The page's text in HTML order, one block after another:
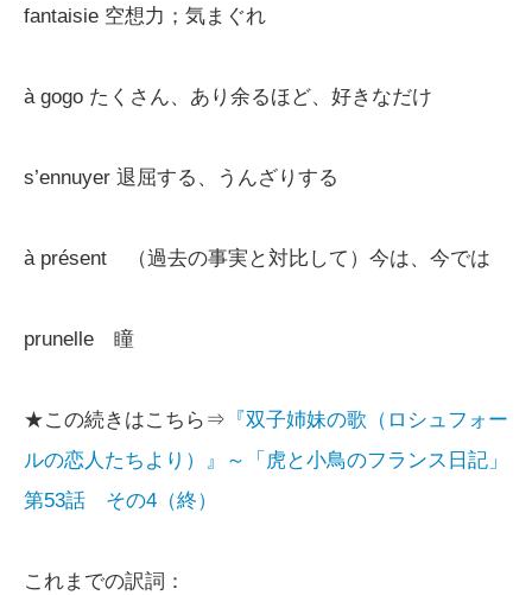
fantaisie 空想力；気まぐれ
à gogo たくさん、あり余るほど、好きなだけ
s’ennuyer 退屈する、うんざりする
à présent （過去の事実と対比して）今は、今では
prunelle 瞳
★この続きはこちら⇒ 『双子姉妹の歌（ロシュフォー
ルの恋人たちより）』～「虎と小鳥のフランス日記」
第53話 その4（終）
これまでの訳詞：